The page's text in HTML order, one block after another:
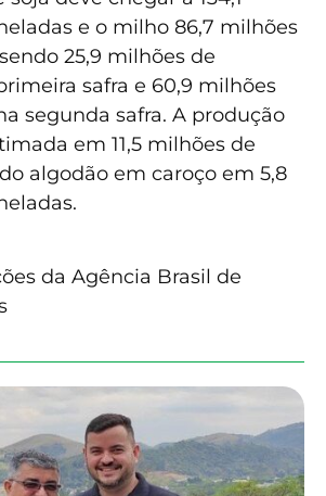
e o milho 86,7 milhões
25,9 milhões de
safra e 60,9 milhões
segunda safra. A produção
em 11,5 milhões de
algodão em caroço em 5,8
da Agência Brasil de